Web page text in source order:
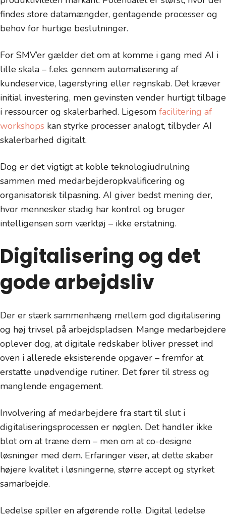
findes store datamængder, gentagende processer og
behov for hurtige beslutninger.
For SMV’er gælder det om at komme i gang med AI i
lille skala – f.eks. gennem automatisering af
kundeservice, lagerstyring eller regnskab. Det kræver
initial investering, men gevinsten vender hurtigt tilbage
i ressourcer og skalerbarhed. Ligesom facilitering af
workshops kan styrke processer analogt, tilbyder AI
skalerbarhed digitalt.
Dog er det vigtigt at koble teknologiudrulning
sammen med medarbejderopkvalificering og
organisatorisk tilpasning. AI giver bedst mening der,
hvor mennesker stadig har kontrol og bruger
intelligensen som værktøj – ikke erstatning.
Digitalisering og det
gode arbejdsliv
Der er stærk sammenhæng mellem god digitalisering
og høj trivsel på arbejdspladsen. Mange medarbejdere
oplever dog, at digitale redskaber bliver presset ind
oven i allerede eksisterende opgaver – fremfor at
erstatte unødvendige rutiner. Det fører til stress og
manglende engagement.
Involvering af medarbejdere fra start til slut i
digitaliseringsprocessen er nøglen. Det handler ikke
blot om at træne dem – men om at co-designe
løsninger med dem. Erfaringer viser, at dette skaber
højere kvalitet i løsningerne, større accept og styrket
samarbejde.
Ledelse spiller en afgørende rolle. Digital ledelse